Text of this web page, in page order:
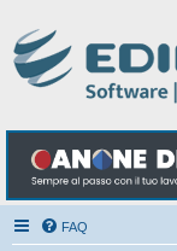
FAQ